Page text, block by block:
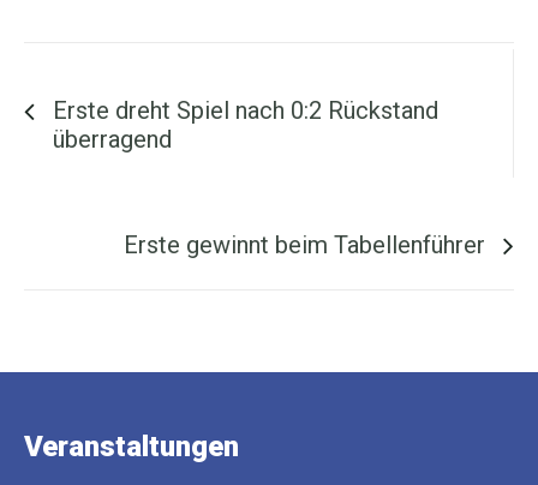
Erste dreht Spiel nach 0:2 Rückstand
überragend
Erste gewinnt beim Tabellenführer
Veranstaltungen